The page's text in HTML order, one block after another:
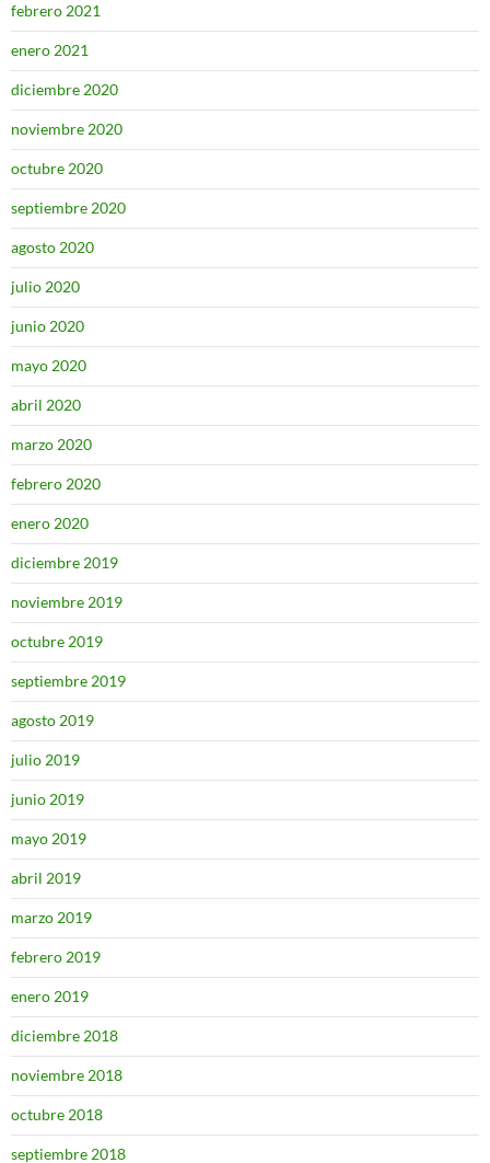
febrero 2021
enero 2021
diciembre 2020
noviembre 2020
octubre 2020
septiembre 2020
agosto 2020
julio 2020
junio 2020
mayo 2020
abril 2020
marzo 2020
febrero 2020
enero 2020
diciembre 2019
noviembre 2019
octubre 2019
septiembre 2019
agosto 2019
julio 2019
junio 2019
mayo 2019
abril 2019
marzo 2019
febrero 2019
enero 2019
diciembre 2018
noviembre 2018
octubre 2018
septiembre 2018